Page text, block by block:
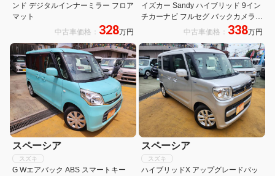
ンド デジタルインナーミラー フロア
マット
中古車価格： 328万円
イズカー Sandy ハイブリッド 9イン
チカーナビ フルセグ バックカメラ
シートヒーター LEDヘッドライト
中古車価格： 338万円
スペーシア
スズキ
G Wエアバック ABS スマートキー
スペーシア
スズキ
ハイブリッドX アップグレードパッ